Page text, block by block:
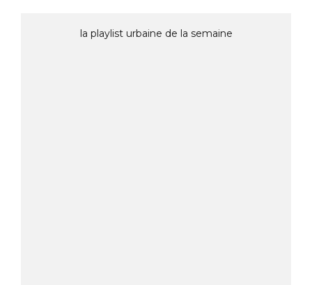
la playlist urbaine de la semaine